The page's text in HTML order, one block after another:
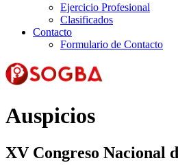
Ejercicio Profesional
Clasificados
Contacto
Formulario de Contacto
Auspicios
XV Congreso Nacional